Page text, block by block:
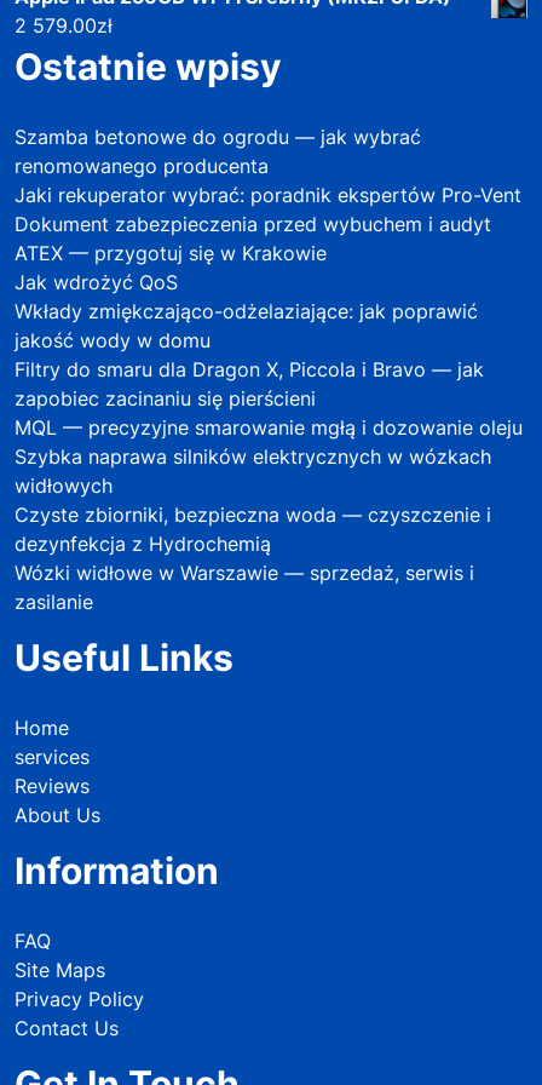
2 579.00zł
Ostatnie wpisy
Szamba betonowe do ogrodu — jak wybrać
renomowanego producenta
Jaki rekuperator wybrać: poradnik ekspertów Pro-Vent
Dokument zabezpieczenia przed wybuchem i audyt
ATEX — przygotuj się w Krakowie
Jak wdrożyć QoS
Wkłady zmiękczająco-odżelaziające: jak poprawić
jakość wody w domu
Filtry do smaru dla Dragon X, Piccola i Bravo — jak
zapobiec zacinaniu się pierścieni
MQL — precyzyjne smarowanie mgłą i dozowanie oleju
Szybka naprawa silników elektrycznych w wózkach
widłowych
Czyste zbiorniki, bezpieczna woda — czyszczenie i
dezynfekcja z Hydrochemią
Wózki widłowe w Warszawie — sprzedaż, serwis i
zasilanie
Useful Links
Home
services
Reviews
About Us
Information
FAQ
Site Maps
Privacy Policy
Contact Us